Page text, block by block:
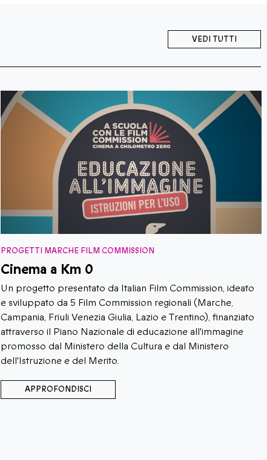
VEDI TUTTI
PROGETTI MARCHE FILM COMMISSION
Cinema a Km 0
Un progetto presentato da Italian Film Commission, ideato
e sviluppato da 5 Film Commission regionali (Marche,
Campania, Friuli Venezia Giulia, Lazio e Trentino), finanziato
attraverso il Piano Nazionale di educazione all'immagine
promosso dal Ministero della Cultura e dal Ministero
dell'Istruzione e del Merito.
APPROFONDISCI